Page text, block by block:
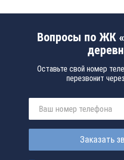
Вопросы по ЖК
Оставьте свой номер
перезвонит
Заказать